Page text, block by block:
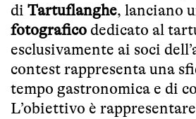
di Tartuflanghe, lanciano
fotografico dedicato al
esclusivamente ai soci
contest rappresenta una
tempo gastronomica e di
L’obiettivo è rappresentare